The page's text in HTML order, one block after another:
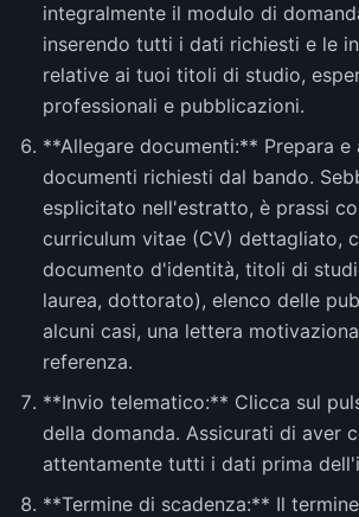
integralmente il modulo di
inserendo tutti i dati richiesti e le
relative ai tuoi titoli di studio,
professionali e pubblicazioni.
**Allegare documenti:** Prepara e
documenti richiesti dal bando.
esplicitato nell'estratto, è prassi
curriculum vitae (CV) dettagliato,
documento d'identità, titoli di
laurea, dottorato), elenco delle
alcuni casi, una lettera
referenza.
**Invio telematico:** Clicca sul
della domanda. Assicurati di aver
attentamente tutti i dati prima
**Termine di scadenza:** Il